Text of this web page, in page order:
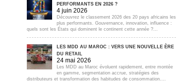
PERFORMANTS EN 2026 ?
4 juin 2026
Découvrez le classement 2026 des 20 pays africains les
plus performants. Gouvernance, innovation, influence :
quels sont les États qui dominent le continent cette année ?...
LES MDD AU MAROC : VERS UNE NOUVELLE ÈRE
DU RETAIL
24 mai 2026
Les MDD au Maroc évoluent rapidement, entre montée
en gamme, segmentation accrue, stratégies des
distributeurs et transformation des habitudes de consommation....